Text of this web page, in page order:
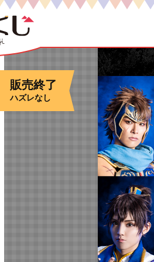
販売終了
ハズレなし